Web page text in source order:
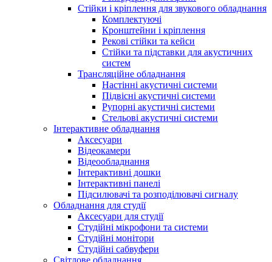
Стійки і кріплення для звукового обладнання
Комплектуючі
Кронштейни і кріплення
Рекові стійки та кейси
Стійки та підставки для акустичних
систем
Трансляційне обладнання
Настінні акустичні системи
Підвісні акустичні системи
Рупорні акустичні системи
Стельові акустичні системи
Інтерактивне обладнання
Аксесуари
Відеокамери
Відеообладнання
Інтерактивні дошки
Інтерактивні панелі
Підсилювачі та розподілювачі сигналу
Обладнання для студії
Аксесуари для студії
Студійні мікрофони та системи
Студійні монітори
Студійні сабвуфери
Світлове обладнання